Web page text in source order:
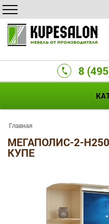
8
Главная
МЕГАПОЛИС-2-
КУПЕ